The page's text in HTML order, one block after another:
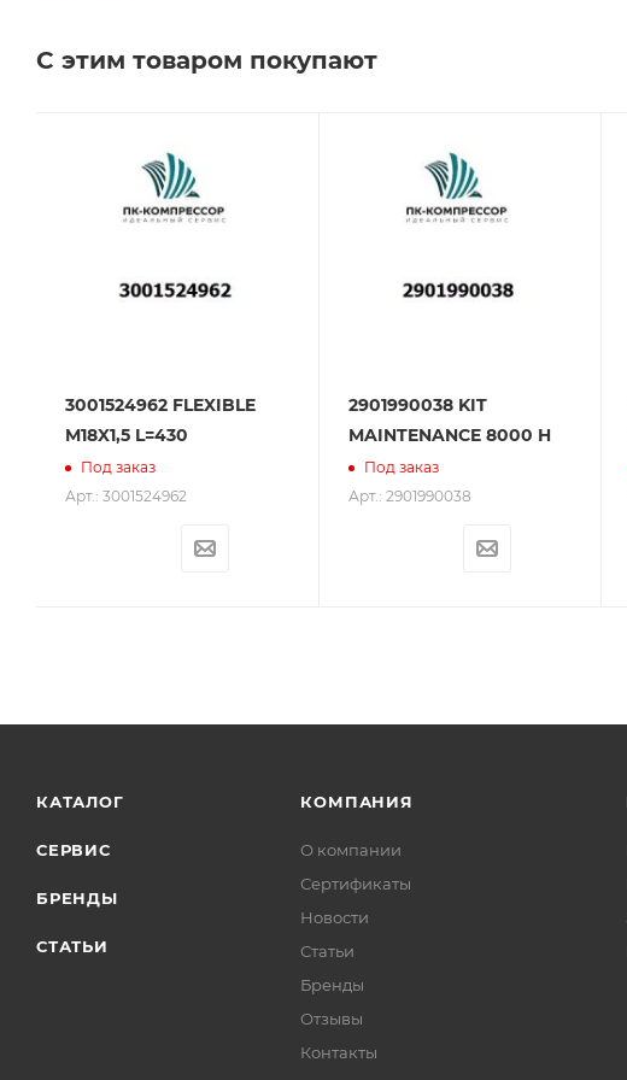
Сервисное обслуживание на всех этапах использования
С этим товаром покупают
3001524962 FLEXIBLE
M18X1,5 L=430
Под заказ
Арт.: 3001524962
2901990038 KIT
MAINTENANCE 8000 H
Под заказ
Арт.: 2901990038
КАТАЛОГ
СЕРВИС
БРЕНДЫ
СТАТЬИ
КОМПАНИЯ
О компании
Сертификаты
Новости
Статьи
Бренды
Отзывы
Контакты